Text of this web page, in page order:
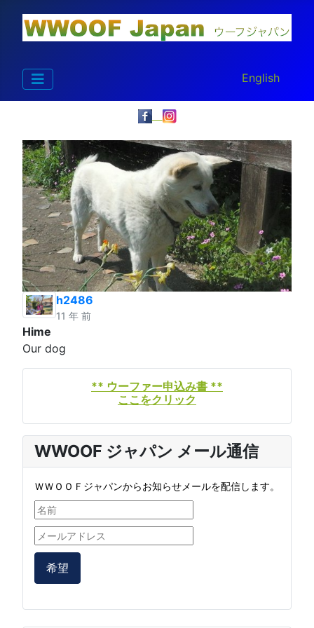
あなたが使う
English
h2486
11 年 前
Hime
Our dog
** ウーファー申込み書 **
ここをクリック
WWOOF ジャパン メール通信
ＷＷＯＯＦジャパンからお知らせメールを配信します。
希望